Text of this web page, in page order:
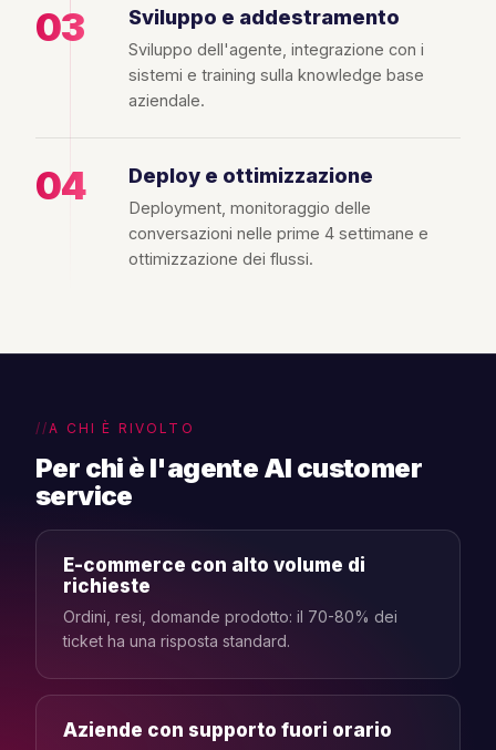
03 Sviluppo e addestramento
Sviluppo dell'agente, integrazione con i
sistemi e training sulla knowledge base
aziendale.
04 Deploy e ottimizzazione
Deployment, monitoraggio delle
conversazioni nelle prime 4 settimane e
ottimizzazione dei flussi.
A CHI È RIVOLTO
Per chi è l'agente AI customer
service
E-commerce con alto volume di
richieste
Ordini, resi, domande prodotto: il 70-80% dei
ticket ha una risposta standard.
Aziende con supporto fuori orario